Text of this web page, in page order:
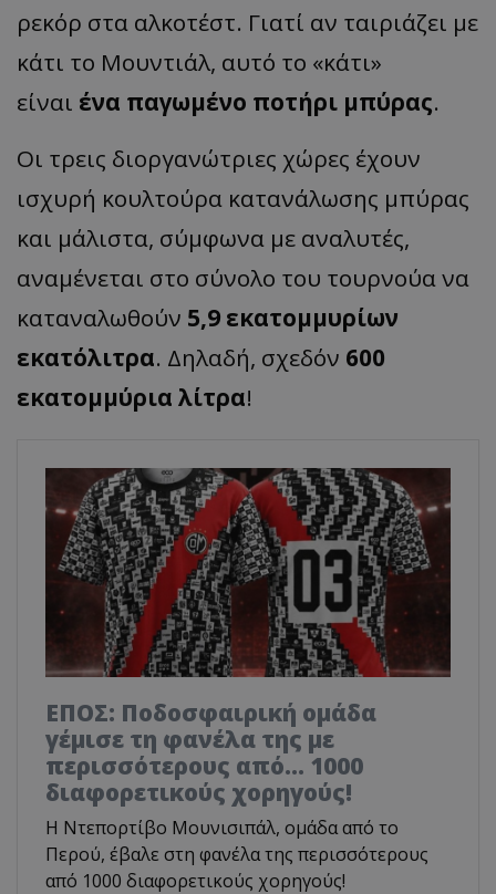
ρεκόρ στα αλκοτέστ. Γιατί αν ταιριάζει με
κάτι το Μουντιάλ, αυτό το «κάτι»
είναι ένα παγωμένο ποτήρι μπύρας.
Οι τρεις διοργανώτριες χώρες έχουν
ισχυρή κουλτούρα κατανάλωσης μπύρας
και μάλιστα, σύμφωνα με αναλυτές,
αναμένεται στο σύνολο του τουρνούα να
καταναλωθούν 5,9 εκατομμυρίων
εκατόλιτρα. Δηλαδή, σχεδόν 600
εκατομμύρια λίτρα!
ΕΠΟΣ: Ποδοσφαιρική ομάδα
γέμισε τη φανέλα της με
περισσότερους από... 1000
διαφορετικούς χορηγούς!
Η Ντεπορτίβο Μουνισιπάλ, ομάδα από το
Περού, έβαλε στη φανέλα της περισσότερους
από 1000 διαφορετικούς χορηγούς!